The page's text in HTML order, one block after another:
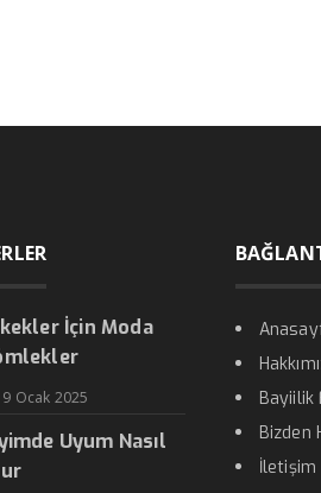
İçin Moda
9 Ocak 2025
Uyum Nasıl
Bayiilik
Bizden
İletişim